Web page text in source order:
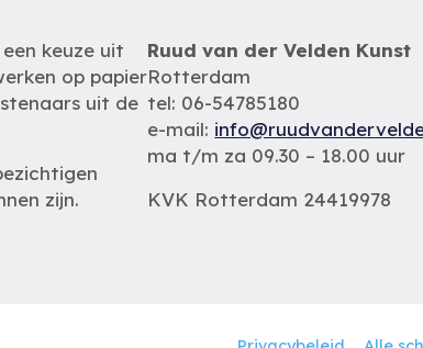
keuze uit
op papier
uit de
zijn.
Ruud van der Velden Kunst
Rotterdam
tel: 06-54785180
e-mail:
ma t/m za 09.30 – 18.00 uur
KVK Rotterdam 24419978